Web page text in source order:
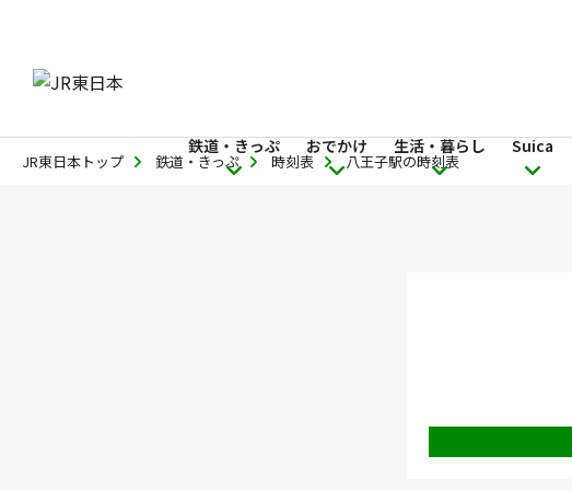
鉄道・きっぷ おでかけ 生活・暮らし Suica
JR東日本トップ 鉄道・きっぷ 時刻表 八王子駅の時刻表